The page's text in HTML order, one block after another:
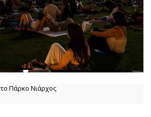
Πάρκο Νιάρχος